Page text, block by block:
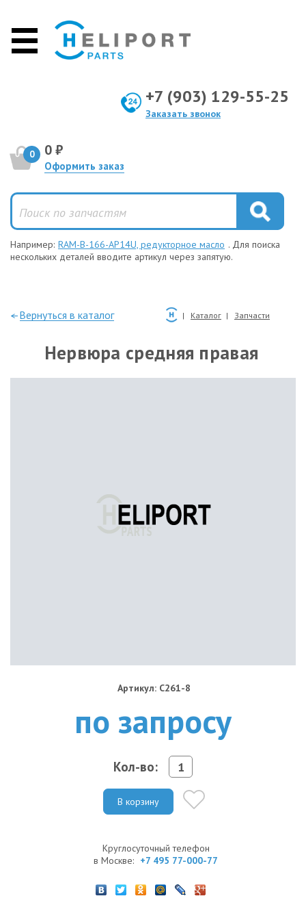
+7 (903) 129-55-25
Заказать звонок
0 0 ₽
Оформить заказ
Например: RAM-B-166-AP14U, редукторное масло . Для поиска
нескольких деталей вводите артикул через запятую.
—Вернуться в каталог Каталог Запчасти
Нервюра средняя правая
Артикул: C261-8
по запросу
Кол-во:
В корзину
Круглосуточный телефон
в Москве: +7 495 77-000-77